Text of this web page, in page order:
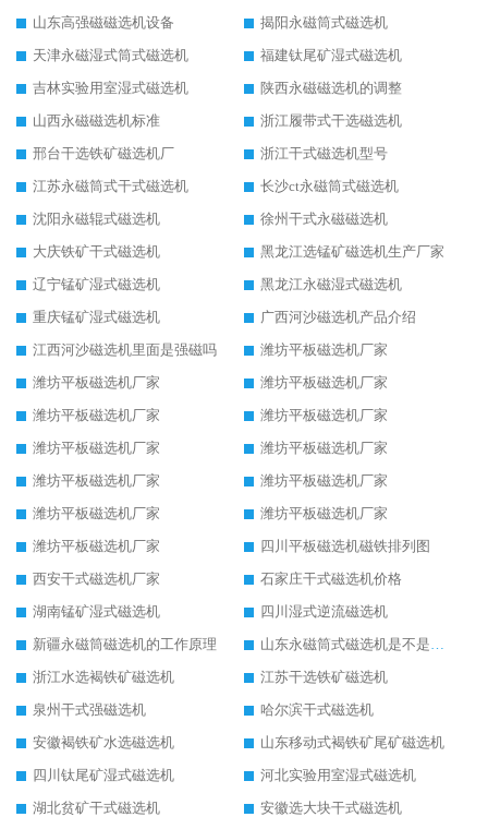
山东高强磁磁选机设备
揭阳永磁筒式磁选机
天津永磁湿式筒式磁选机
福建钛尾矿湿式磁选机
吉林实验用室湿式磁选机
陕西永磁磁选机的调整
山西永磁磁选机标准
浙江履带式干选磁选机
邢台干选铁矿磁选机厂
浙江干式磁选机型号
江苏永磁筒式干式磁选机
长沙ct永磁筒式磁选机
沈阳永磁辊式磁选机
徐州干式永磁磁选机
大庆铁矿干式磁选机
黑龙江选锰矿磁选机生产厂家
辽宁锰矿湿式磁选机
黑龙江永磁湿式磁选机
重庆锰矿湿式磁选机
广西河沙磁选机产品介绍
江西河沙磁选机里面是强磁吗
潍坊平板磁选机厂家
潍坊平板磁选机厂家
潍坊平板磁选机厂家
潍坊平板磁选机厂家
潍坊平板磁选机厂家
潍坊平板磁选机厂家
潍坊平板磁选机厂家
潍坊平板磁选机厂家
潍坊平板磁选机厂家
潍坊平板磁选机厂家
潍坊平板磁选机厂家
潍坊平板磁选机厂家
四川平板磁选机磁铁排列图
西安干式磁选机厂家
石家庄干式磁选机价格
湖南锰矿湿式磁选机
四川湿式逆流磁选机
新疆永磁筒磁选机的工作原理
山东永磁筒式磁选机是不是强磁
浙江水选褐铁矿磁选机
江苏干选铁矿磁选机
泉州干式强磁选机
哈尔滨干式磁选机
安徽褐铁矿水选磁选机
山东移动式褐铁矿尾矿磁选机
四川钛尾矿湿式磁选机
河北实验用室湿式磁选机
湖北贫矿干式磁选机
安徽选大块干式磁选机